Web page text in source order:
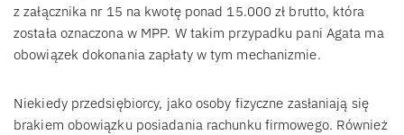
z załącznika nr 15 na kwotę ponad 15.000 zł brutto, która
została oznaczona w MPP. W takim przypadku pani Agata ma
obowiązek dokonania zapłaty w tym mechanizmie.
Niekiedy przedsiębiorcy, jako osoby fizyczne zasłaniają się
brakiem obowiązku posiadania rachunku firmowego. Również